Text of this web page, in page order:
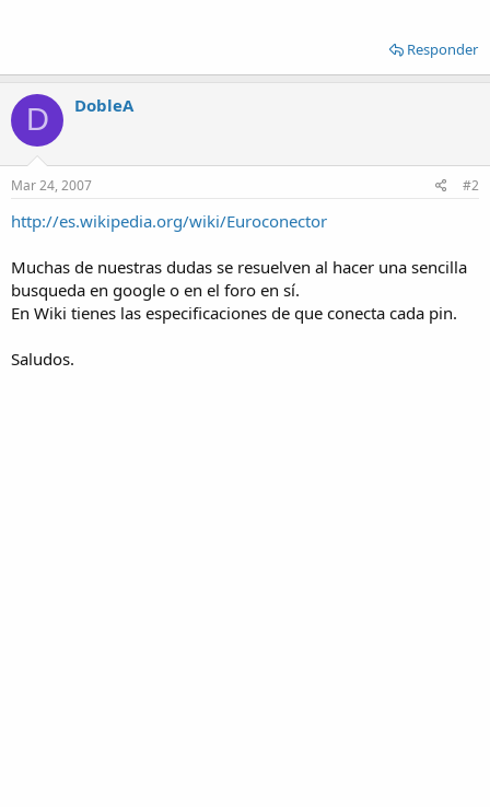
Responder
D DobleA
Mar 24, 2007 #2
http://es.wikipedia.org/wiki/Euroconector
Muchas de nuestras dudas se resuelven al hacer una sencilla
busqueda en google o en el foro en sí.
En Wiki tienes las especificaciones de que conecta cada pin.
Saludos.